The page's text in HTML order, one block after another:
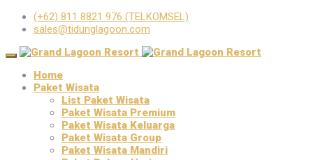
(+62) 811 8821 976 (TELKOMSEL)
sales@tidunglagoon.com
Home
Paket Wisata
List Paket Wisata
Paket Wisata Premium
Paket Wisata Keluarga
Paket Wisata Group
Paket Wisata Mandiri